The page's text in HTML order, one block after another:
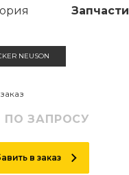
Запчасти
NEUSON
ПО ЗАПРОСУ
в заказ